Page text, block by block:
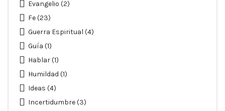
Evangelio (2)
Fe(23)
Guerra Espiritual (4)
Guía (1)
Hablar(1)
Humildad (1)
Ideas (4)
Incertidumbre(3)